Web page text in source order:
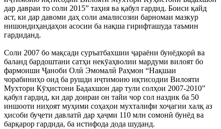
дар давраи то соли 2015” таҳия ва қабул гардид. Боиси қайд
аст, ки дар давоми даҳ соли амалисозии барномаи мазкур
нишондиҳандаҳои асосии ба нақша гирифташуда таъмин
гардиданд.
Соли 2007 бо мақсади суръатбахшии ҷараёни бунёдкорӣ ва
баланд бардоштани сатҳи некӯаҳволии мардуми вилоят бо
фармоиши Ҷаноби Олӣ Эмомалӣ Раҳмон “Нақшаи
чорабиниҳо оид ба рушди иҷтимоию иқтисодии Вилояти
Мухтори Кӯҳистони Бадахшон дар тули солҳои 2007-2010”
қабул гардид, ки дар доираи он тайи чор сол наздик ба 50
иншооти ниҳоят муҳими соҳаҳои мухталифи хоҷагии халқ аз
ҳисоби буҷети давлатӣ дар ҳаҷми 110 млн сомонӣ бунёд ва
барқарор гардида, ба истифода дода шуданд.